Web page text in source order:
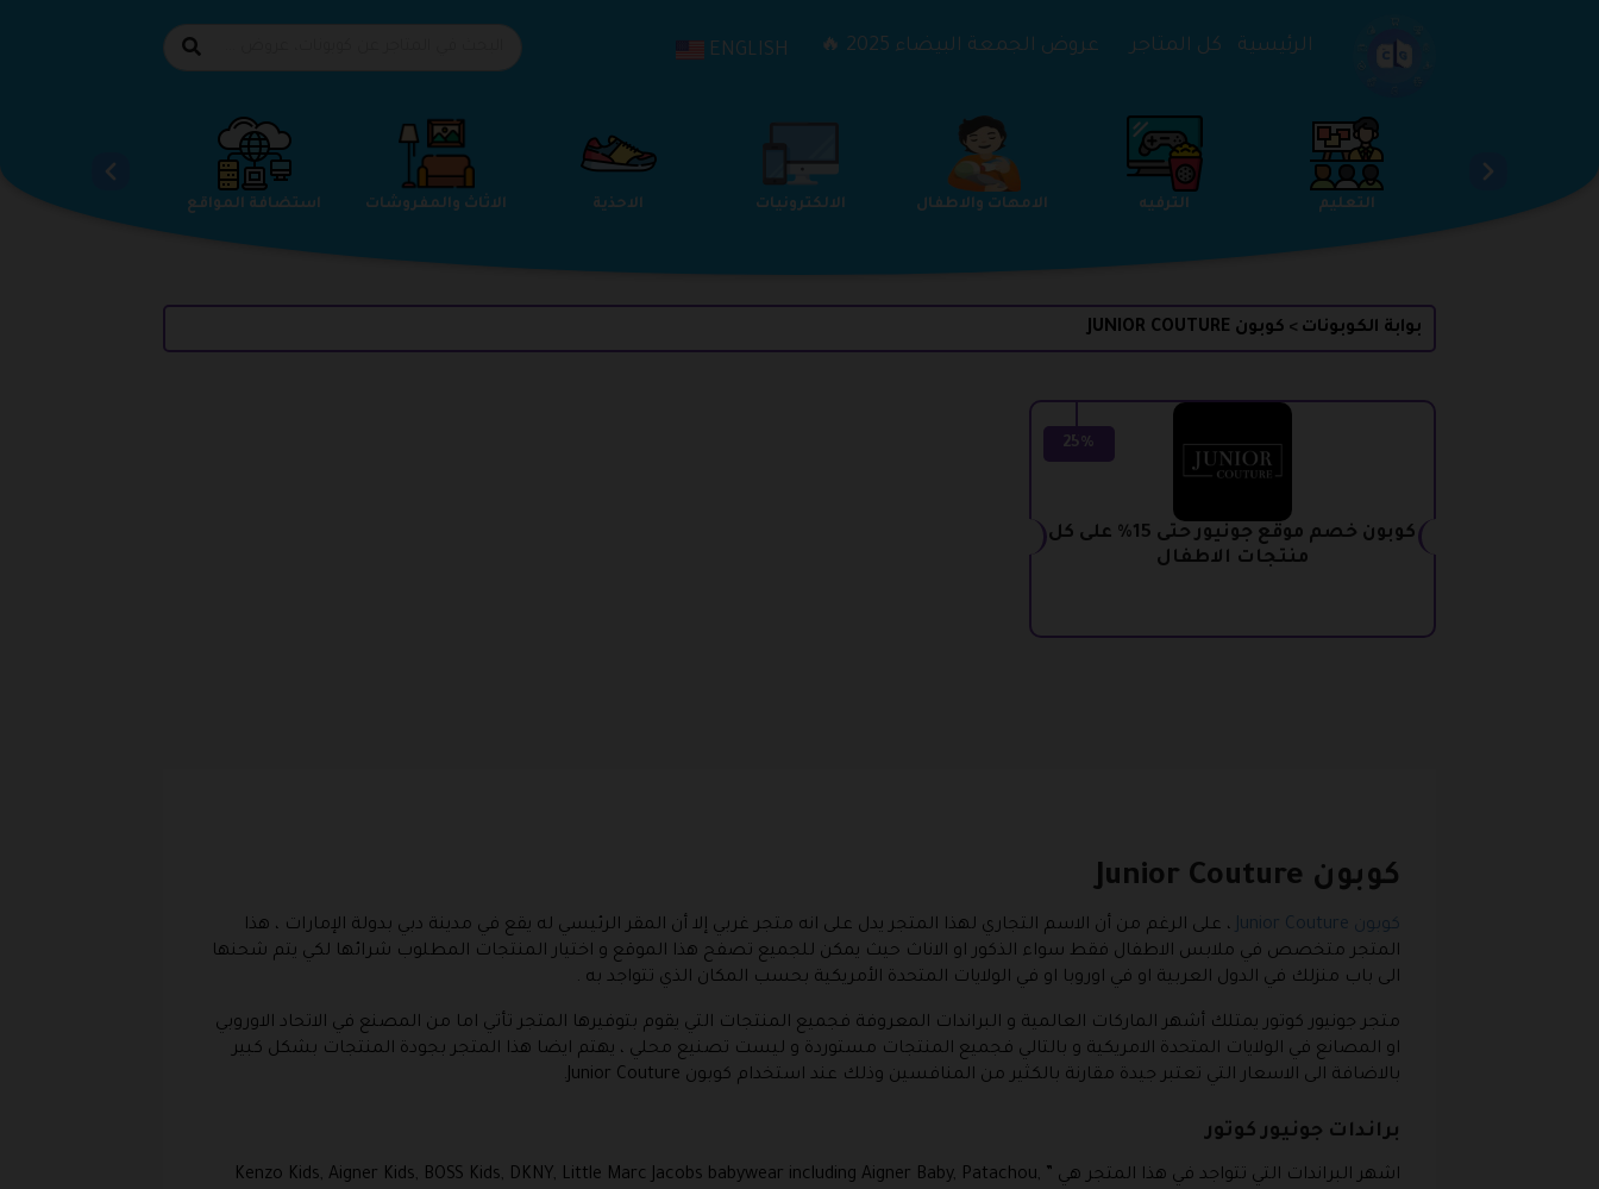
الرئيسية كل المتاجر عروض الجمعة البيضاء 2025 🔥 ENGLISH
استضافة المواقع الاثاث والمفروشات الاحذية الالكترونيات الامهات والاطفال الترفيه التعليم الجمال والعناية الخدمات
بوابة الكوبونات > كوبون JUNIOR COUTURE
25%
كوبون خصم موقع جونيور حتى 15% على كل
منتجات الاطفال
كوبون Junior Couture
كوبون Junior Couture
، على الرغم من أن الاسم التجاري لهذا المتجر يدل على انه متجر غربي إلا أن المقر الرئيسي له يقع في مدينة دبي بدولة الإمارات ، هذا
المتجر متخصص في ملابس الاطفال فقط سواء الذكور او الاناث حيث يمكن للجميع تصفح هذا الموقع و اختيار المنتجات المطلوب شرائها لكي يتم شحنها
الى باب منزلك في الدول العربية او في اوروبا او في الولايات المتحدة الأمريكية بحسب المكان الذي تتواجد به .
متجر جونيور كوتور يمتلك أشهر الماركات العالمية و البراندات المعروفة فجميع المنتجات التي يقوم بتوفيرها المتجر تأتي اما من المصنع في الاتحاد الاوروبي
او المصانع في الولايات المتحدة الامريكية و بالتالي فجميع المنتجات مستوردة و ليست تصنيع محلي ، يهتم ايضا هذا المتجر بجودة المنتجات بشكل كبير
بالاضافة الى الاسعار التي تعتبر جيدة مقارنة بالكثير من المنافسين وذلك عند استخدام كوبون Junior Couture.
براندات جونيور كوتور
اشهر البراندات التي تتواجد في هذا المتجر هي ” Kenzo Kids, Aigner Kids, BOSS Kids, DKNY, Little Marc Jacobs babywear including Aigner Baby, Patachou,